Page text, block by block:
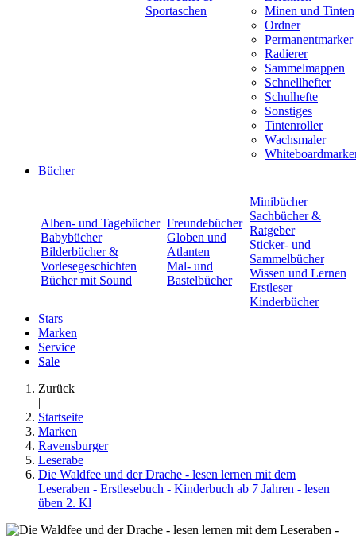
Sportaschen
Minen und Tinten
Ordner
Permanentmarker
Radierer
Sammelmappen
Schnellhefter
Schulhefte
Sonstiges
Tintenroller
Wachsmaler
Bücher
Alben- und Tagebücher
Babybücher
Bilderbücher &
Vorlesegeschichten
Bücher mit Sound
Freundebücher
Globen und
Atlanten
Mal- und
Bastelbücher
Minibücher
Sachbücher &
Ratgeber
Sticker- und
Sammelbücher
Wissen und Lernen
Erstleser
Kinderbücher
Stars
Marken
Service
Sale
Zurück
|
Startseite
Marken
Ravensburger
Leserabe
Die Waldfee und der Drache - lesen lernen mit dem
Leseraben - Erstlesebuch - Kinderbuch ab 7 Jahren - lesen
üben 2. Kl